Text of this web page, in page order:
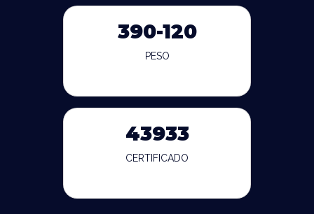
390-120
PESO
43933
CERTIFICADO